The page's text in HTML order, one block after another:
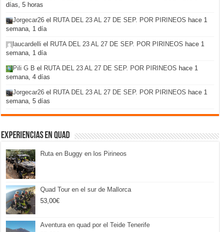
días, 5 horas
Jorgecar26 el RUTA DEL 23 AL 27 DE SEP. POR PIRINEOS hace 1
semana, 1 día
laucardelli el RUTA DEL 23 AL 27 DE SEP. POR PIRINEOS hace 1
semana, 1 día
Pili G B el RUTA DEL 23 AL 27 DE SEP. POR PIRINEOS hace 1
semana, 4 días
Jorgecar26 el RUTA DEL 23 AL 27 DE SEP. POR PIRINEOS hace 1
semana, 5 días
Experiencias en Quad
Ruta en Buggy en los Pirineos
Quad Tour en el sur de Mallorca
53,00€
Aventura en quad por el Teide Tenerife